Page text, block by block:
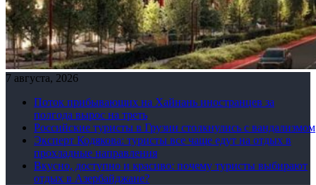
7 августа, 2026
Поток прибывающих на Хайнань иностранцев за
полгода вырос на треть
Российские туристы в Грузии столкнулись с вандализмом
Эксперт Кодякова: туристы все чаще едут на отдых в
прохладные направления
Вкусно, доступно и красиво: почему туристы выбирают
отдых в Азербайджане?